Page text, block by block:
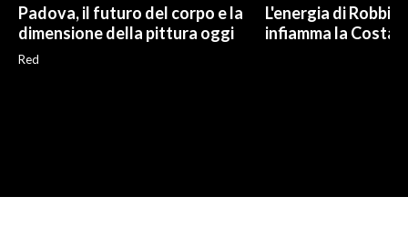
Padova, il futuro del corpo e la
dimensione della pittura oggi
Red
L'energia di Robbie
infiamma la Costa